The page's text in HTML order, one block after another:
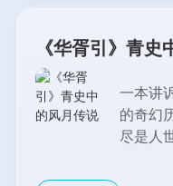
《华胥引》青史
一本讲
的奇幻
尽是人